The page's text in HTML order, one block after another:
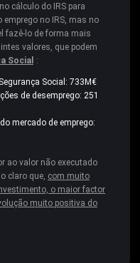
cálculo do IRS para
no IRS, mas no
fazê-lo de forma mais
valores, que podem
Social :
Social: 733M€
de desemprego: 251
mercado de emprego:
ao valor não executado
claro que, com muito
o maior factor
muito positiva do